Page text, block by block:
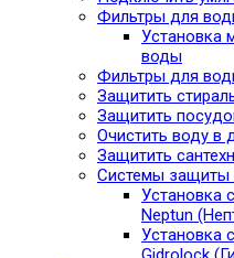
Фильтры для
Установка
воды
Фильтры для
Защитить
Защитить
Очистить воду в
Защитить
Системы защиты
Установка
Neptun
Установка